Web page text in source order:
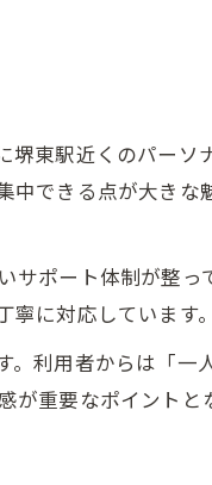
堺東駅近くのパーソ
中できる点が大きな
サポート体制が整っ
に対応しています。
。利用者からは「一
が重要なポイントと